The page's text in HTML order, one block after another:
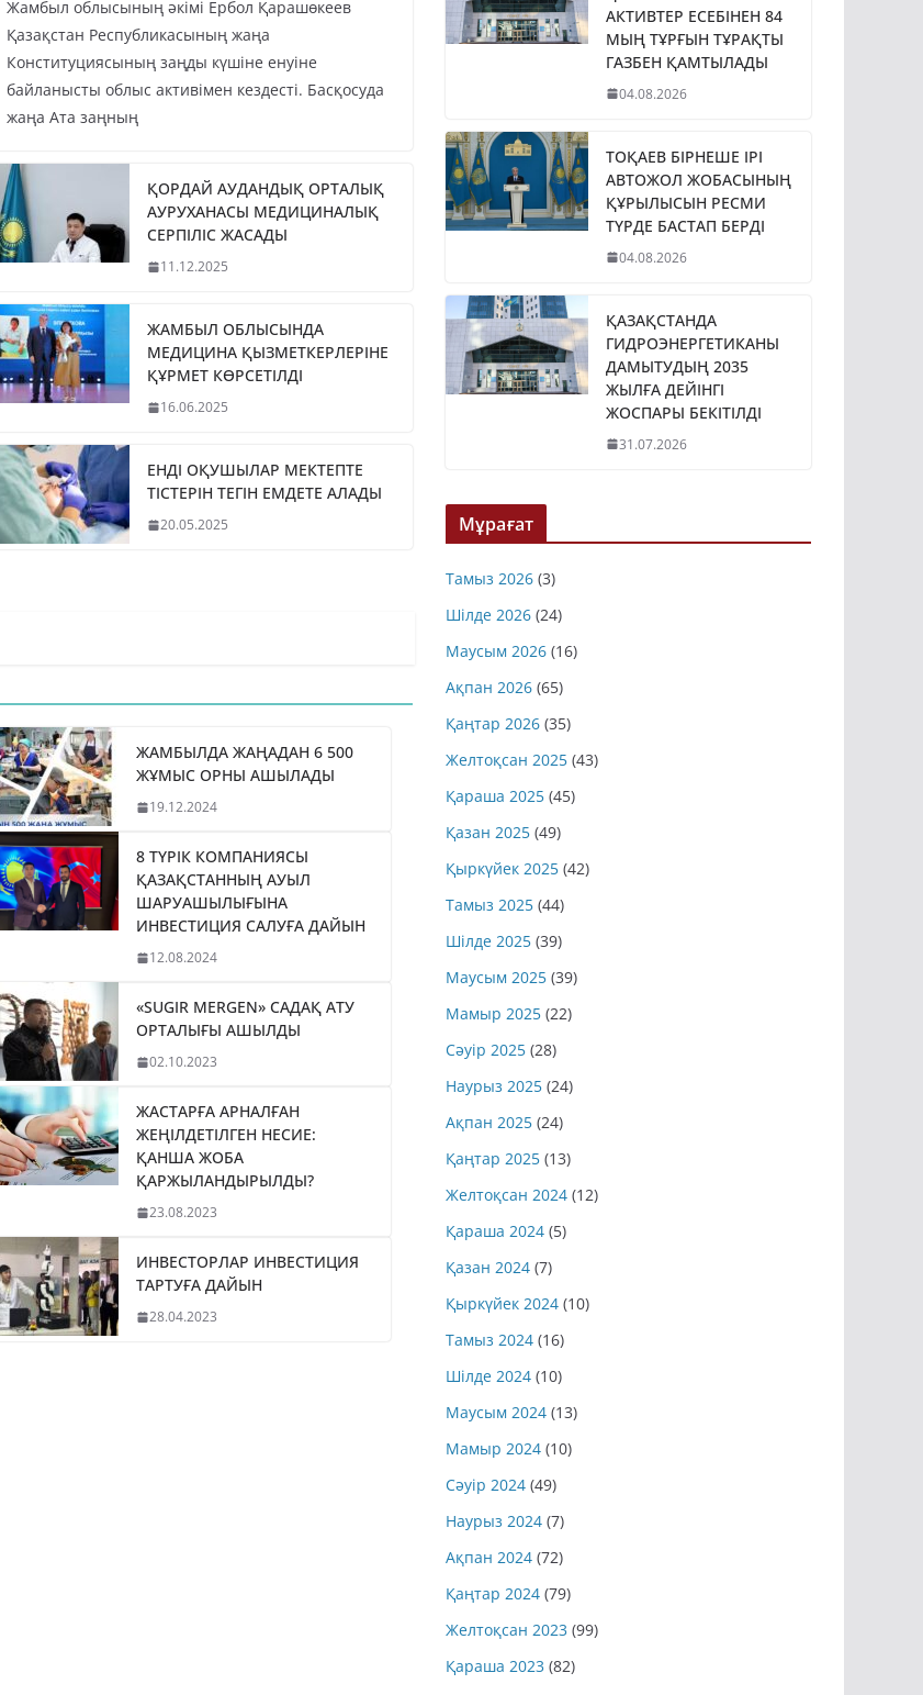
Жамбыл облысының әкімі Ербол Қарашөкеев
Қазақстан Республикасының жаңа
Конституциясының заңды күшіне енуіне
байланысты облыс активімен кездесті. Басқосуда
жаңа Ата заңның
ҚОРДАЙ АУДАНДЫҚ ОРТАЛЫҚ
АУРУХАНАСЫ МЕДИЦИНАЛЫҚ
СЕРПІЛІС ЖАСАДЫ
11.12.2025
ЖАМБЫЛ ОБЛЫСЫНДА
МЕДИЦИНА ҚЫЗМЕТКЕРЛЕРІНЕ
ҚҰРМЕТ КӨРСЕТІЛДІ
16.06.2025
ЕНДІ ОҚУШЫЛАР МЕКТЕПТЕ
ТІСТЕРІН ТЕГІН ЕМДЕТЕ АЛАДЫ
20.05.2025
ЖАМБЫЛДА ЖАҢАДАН 6 500
ЖҰМЫС ОРНЫ АШЫЛАДЫ
19.12.2024
8 ТҮРІК КОМПАНИЯСЫ
ҚАЗАҚСТАННЫҢ АУЫЛ
ШАРУАШЫЛЫҒЫНА
ИНВЕСТИЦИЯ САЛУҒА ДАЙЫН
12.08.2024
«SUGIR MERGEN» САДАҚ АТУ
ОРТАЛЫҒЫ АШЫЛДЫ
02.10.2023
ЖАСТАРҒА АРНАЛҒАН
ЖЕҢІЛДЕТІЛГЕН НЕСИЕ:
ҚАНША ЖОБА
ҚАРЖЫЛАНДЫРЫЛДЫ?
23.08.2023
ИНВЕСТОРЛАР ИНВЕСТИЦИЯ
ТАРТУҒА ДАЙЫН
28.04.2023
АКТИВТЕР ЕСЕБІНЕН 84
МЫҢ ТҰРҒЫН ТҰРАҚТЫ
ГАЗБЕН ҚАМТЫЛАДЫ
04.08.2026
ТОҚАЕВ БІРНЕШЕ ІРІ
АВТОЖОЛ ЖОБАСЫНЫҢ
ҚҰРЫЛЫСЫН РЕСМИ
ТҮРДЕ БАСТАП БЕРДІ
04.08.2026
ҚАЗАҚСТАНДА
ГИДРОЭНЕРГЕТИКАНЫ
ДАМЫТУДЫҢ 2035
ЖЫЛҒА ДЕЙІНГІ
ЖОСПАРЫ БЕКІТІЛДІ
31.07.2026
Мұрағат
Тамыз 2026 (3)
Шілде 2026 (24)
Маусым 2026 (16)
Ақпан 2026 (65)
Қаңтар 2026 (35)
Желтоқсан 2025 (43)
Қараша 2025 (45)
Қазан 2025 (49)
Қыркүйек 2025 (42)
Тамыз 2025 (44)
Шілде 2025 (39)
Маусым 2025 (39)
Мамыр 2025 (22)
Сәуір 2025 (28)
Наурыз 2025 (24)
Ақпан 2025 (24)
Қаңтар 2025 (13)
Желтоқсан 2024 (12)
Қараша 2024 (5)
Қазан 2024 (7)
Қыркүйек 2024 (10)
Тамыз 2024 (16)
Шілде 2024 (10)
Маусым 2024 (13)
Мамыр 2024 (10)
Сәуір 2024 (49)
Наурыз 2024 (7)
Ақпан 2024 (72)
Қаңтар 2024 (79)
Желтоқсан 2023 (99)
Қараша 2023 (82)